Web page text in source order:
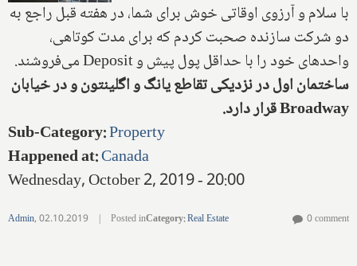
با سلام و آرزوی اوقاتی خوش برای شما، در هفته قبل راجع به
دو شرکت سازنده صحبت کردم که برای مدت کوتاهی،
واحدهای خود را با حداقل پول پیش وDepositمی‌فروشند.
ساختمان اول در نزدیکی تقاطع یانگ و اگلینتون و در خیابان
Broadwayقرار دارد.
Sub-Category:Property
Happened at:Canada
Wednesday, October 2, 2019 - 20:00
Admin,02.10.2019 | Posted inCategory:Real Estate 0 comment